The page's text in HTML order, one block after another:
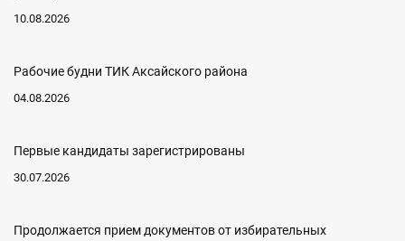
10.08.2026
Рабочие будни ТИК Аксайского района
04.08.2026
Первые кандидаты зарегистрированы
30.07.2026
Продолжается прием документов от избирательных